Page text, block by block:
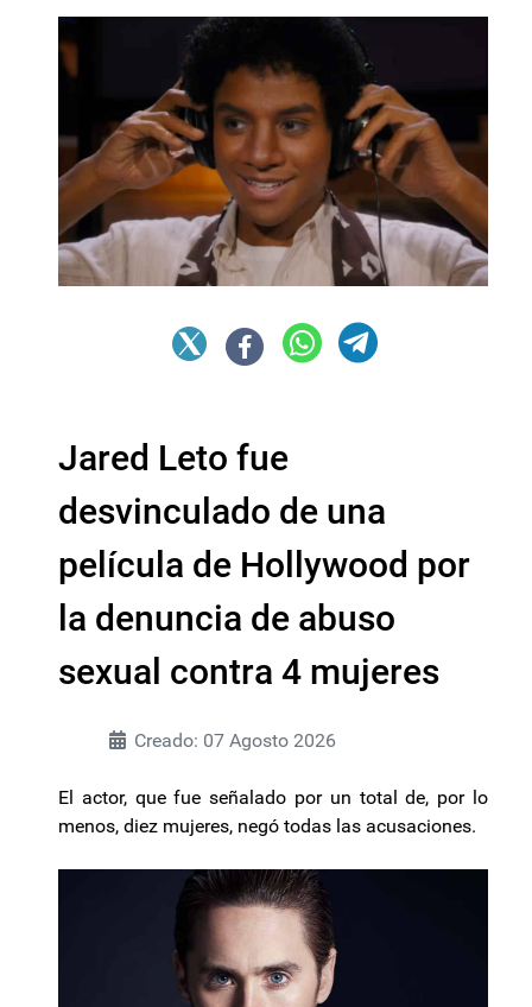
Jared Leto fue
desvinculado de una
película de Hollywood por
la denuncia de abuso
sexual contra 4 mujeres
Creado: 07 Agosto 2026
El actor, que fue señalado por un total de, por lo
menos, diez mujeres, negó todas las acusaciones.